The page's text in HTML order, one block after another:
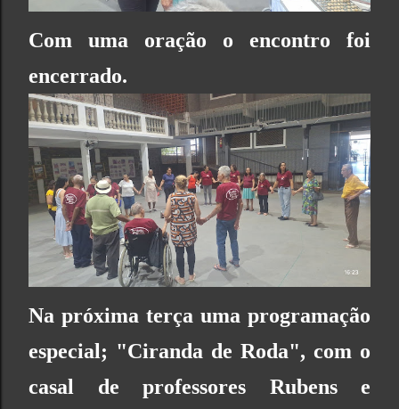
Com uma oração o encontro foi
encerrado.
Na próxima terça uma programação
especial; "Ciranda de Roda", com o
casal de professores Rubens e